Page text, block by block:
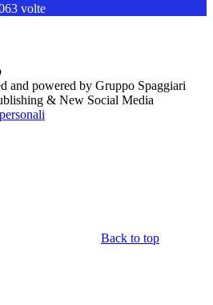
volte
and powered by Gruppo Spaggiari
& New Social Media
Back to top